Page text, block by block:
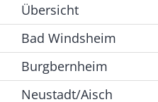
Übersicht
Bad Windsheim
Burgbernheim
Neustadt/Aisch